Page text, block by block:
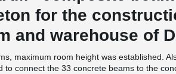
for the
and warehouse of
maximum room height was established.
to connect the 33 concrete beams to the